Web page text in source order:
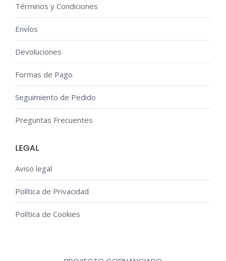
Términos y Condiciones
Envíos
Devoluciones
Formas de Pago
Seguimiento de Pedido
Preguntas Frecuentes
LEGAL
Aviso legal
Política de Privacidad
Política de Cookies